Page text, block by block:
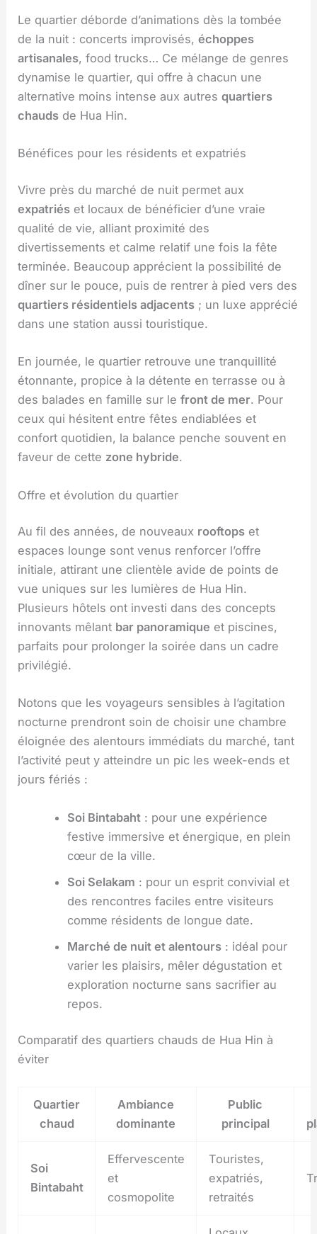
Le quartier déborde d’animations dès la tombée
de la nuit : concerts improvisés,échoppes
artisanales, food trucks… Ce mélange de genres
dynamise le quartier, qui offre à chacun une
alternative moins intense aux autresquartiers
chauds de Hua Hin.
Bénéfices pour les résidents et expatriés
Vivre près du marché de nuit permet aux
expatriés et locaux de bénéficier d’une vraie
qualité de vie, alliant proximité des
divertissements et calme relatif une fois la fête
terminée. Beaucoup apprécient la possibilité de
dîner sur le pouce, puis de rentrer à pied vers des
quartiers résidentiels adjacents ; un luxe apprécié
dans une station aussi touristique.
En journée, le quartier retrouve une tranquillité
étonnante, propice à la détente en terrasse ou à
des balades en famille sur lefront de mer. Pour
ceux qui hésitent entre fêtes endiablées et
confort quotidien, la balance penche souvent en
faveur de cette zone hybride.
Offre et évolution du quartier
Au fil des années, de nouveaux rooftops et
espaces lounge sont venus renforcer l’offre
initiale, attirant une clientèle avide de points de
vue uniques sur les lumières de Hua Hin.
Plusieurs hôtels ont investi dans des concepts
innovants mêlant bar panoramique et piscines,
parfaits pour prolonger la soirée dans un cadre
privilégié.
Notons que les voyageurs sensibles à l’agitation
nocturne prendront soin de choisir une chambre
éloignée des alentours immédiats du marché, tant
l’activité peut y atteindre un pic les week-ends et
jours fériés :
Soi Bintabaht: pour une expérience
festive immersive et énergique, en plein
cœur de la ville.
Soi Selakam : pour un esprit convivial et
des rencontres faciles entre visiteurs
comme résidents de longue date.
Marché de nuit et alentours: idéal pour
varier les plaisirs, mêler dégustation et
exploration nocturne sans sacrifier au
repos.
Comparatif des quartiers chauds de Hua Hin à
éviter
Quartier
chaud
Ambiance
dominante
Public
principal
Soi
Bintabaht
Effervescente
et
cosmopolite
Touristes,
expatriés,
retraités